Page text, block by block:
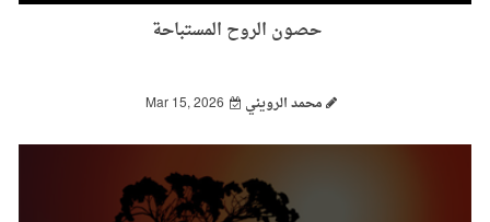
حصون الروح المستباحة
محمد الرويني Mar 15, 2026